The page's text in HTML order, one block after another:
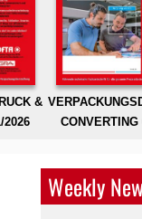
&
2026
CONVERTING
Weekly